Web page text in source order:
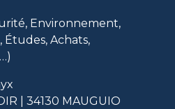
Environnement,
Études, Achats,
| 34130 MAUGUIO